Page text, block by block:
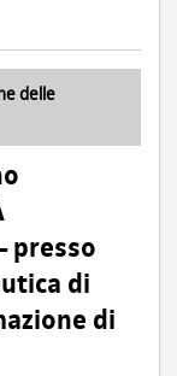
delle
presso
di
di